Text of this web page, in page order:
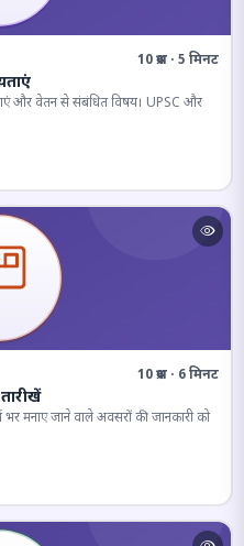
10 प्रश्न · 5 मिनट
और वेतन से संबंधित विषय। UPSC और
10 प्रश्न · 6 मिनट
भर मनाए जाने वाले अवसरों की जानकारी को